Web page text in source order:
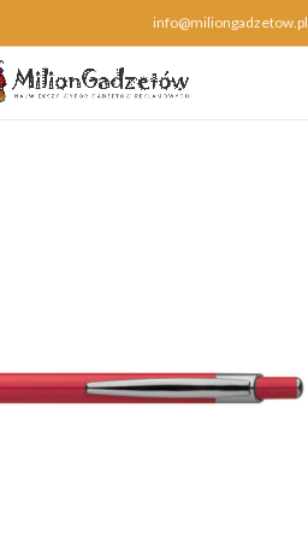
info@miliongadzetow.pl